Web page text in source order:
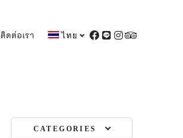
ติดต่อเรา ไทย
FACEBOOK
LINEINSTAGRAM
CATEGORIES